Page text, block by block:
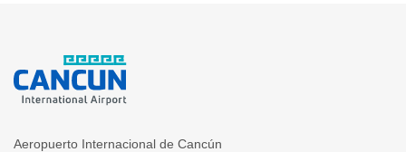
Aeropuerto Internacional de Cancún